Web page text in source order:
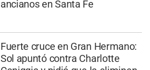
ancianos en Santa Fe
Fuerte cruce en Gran Hermano:
Sol apuntó contra Charlotte